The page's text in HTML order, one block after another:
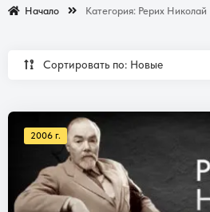
Начало Категория: Рерих Николай
Сортировать по: Новые
2006 г.